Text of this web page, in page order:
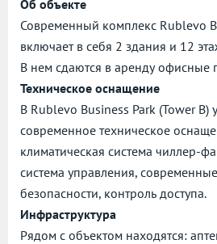
Об объекте
Современный комплекс Rublevo
включает в себя 2 здания и 12
В нем сдаются в аренду офисные
Техническое оснащение
В Rublevo Business Park (Tower B)
современное техническое
климатическая система чиллер-
система управления,
безопасности, контроль доступа.
Инфраструктура
Рядом с объектом находятся: